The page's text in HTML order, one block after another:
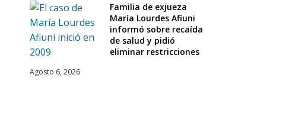
Familia de exjueza
María Lourdes Afiuni
informó sobre recaída
de salud y pidió
eliminar restricciones
Agosto 6, 2026